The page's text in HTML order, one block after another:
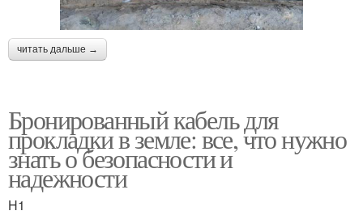
читать дальше →
Бронированный кабель для
прокладки в земле: все, что нужно
знать о безопасности и
надежности
H1